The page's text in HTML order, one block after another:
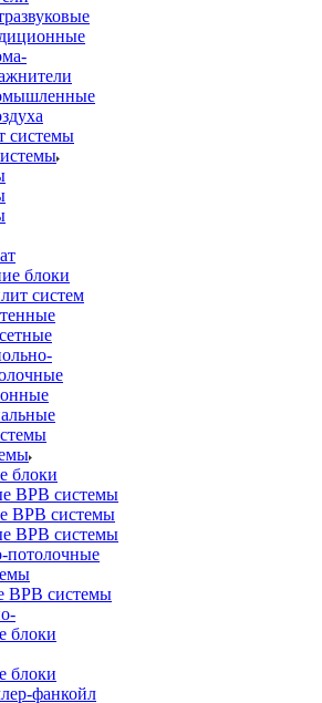
блоки
систем
блоки
ВРВ системы
ВРВ системы
ВРВ системы
потолочные
ВРВ системы
блоки